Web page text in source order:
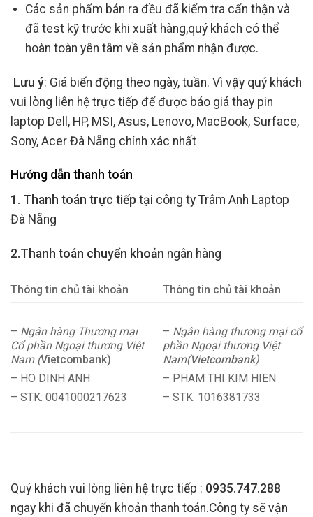
Các sản phẩm bán ra đều đã kiểm tra cẩn thận và
đã test kỹ trước khi xuất hàng,quý khách có thể
hoàn toàn yên tâm về sản phẩm nhận được.
Lưu ý: Giá biến động theo ngày, tuần. Vì vậy quý khách
vui lòng liên hệ trực tiếp để được báo giá thay pin
laptop Dell, HP, MSI, Asus, Lenovo, MacBook, Surface,
Sony, Acer Đà Nẵng chính xác nhất
Hướng dẫn thanh toán
1. Thanh toán trực tiếp tại công ty Trâm Anh Laptop
Đà Nẵng
2.Thanh toán chuyển khoản ngân hàng
Thông tin chủ tài khoản Thông tin chủ tài khoản
– Ngân hàng Thương mại
Cổ phần Ngoại thương Việt
Nam (Vietcombank)
– HO DINH ANH
– STK: 0041000217623
– Ngân hàng thương mại cổ
phần Ngoại thương Việt
Nam(Vietcombank)
– PHAM THI KIM HIEN
– STK: 1016381733
Quý khách vui lòng liên hệ trực tiếp : 0935.747.288
ngay khi đã chuyển khoản thanh toán.Công ty sẽ vận